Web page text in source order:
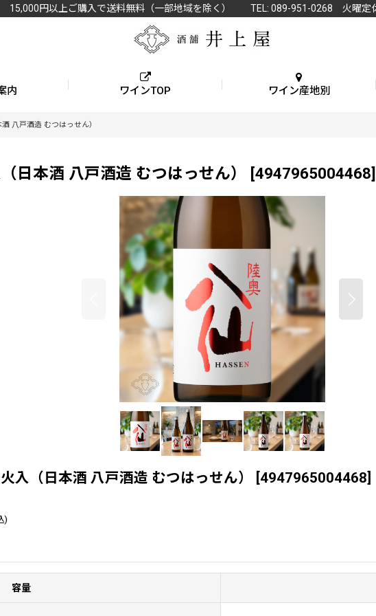
15,000円以上ご購入で送料無料（一部地域を除く） TEL: 089-951-0268 火曜定
内 ワインTOP ワイン産地別
八戸酒造 むつはっせん）
日本酒 八戸酒造 むつはっせん） [4947965004468]
入（日本酒 八戸酒造 むつはっせん） [4947965004468]
)
容量